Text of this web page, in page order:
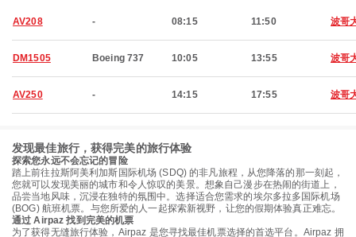
AV208 - 08:15 11:50 波哥
DM1505 Boeing 737 10:05 13:55 波哥
AV250 - 14:15 17:55 波哥
发现最佳旅行，获得完美的旅行体验
探索您永远不会忘记的冒险
踏上前往拉斯阿美利加斯国际机场 (SDQ) 的非凡旅程，从您降落的那一刻起，
您就可以发现美丽的城市和令人惊叹的美景。想象自己漫步在热闹的街道上，
品尝当地风味，沉浸在独特的氛围中。选择适合您需求的埃尔多拉多国际机场
(BOG) 航班机票。与您所爱的人一起探索新视野，让您的假期体验真正难忘。
通过 Airpaz 找到完美的机票
为了获得无缝旅行体验，Airpaz 是您寻找最佳机票选择的首选平台。Airpaz 拥